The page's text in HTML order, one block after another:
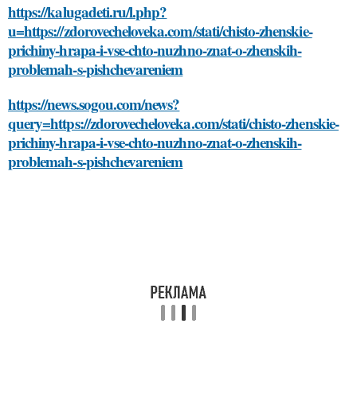
https://kalugadeti.ru/l.php?
u=https://zdorovecheloveka.com/stati/chisto-zhenskie-
prichiny-hrapa-i-vse-chto-nuzhno-znat-o-zhenskih-
problemah-s-pishchevareniem
https://news.sogou.com/news?
query=https://zdorovecheloveka.com/stati/chisto-zhenskie-
prichiny-hrapa-i-vse-chto-nuzhno-znat-o-zhenskih-
problemah-s-pishchevareniem